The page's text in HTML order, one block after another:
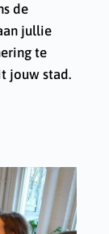
de
jullie
te
jouw stad.